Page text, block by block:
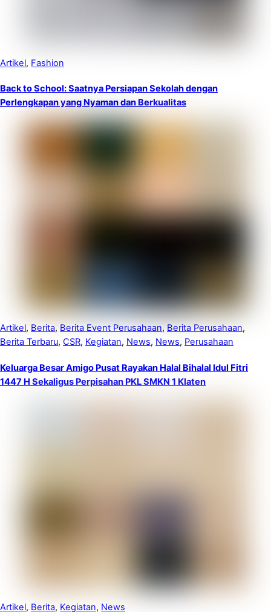
Artikel, Fashion
Back to School: Saatnya Persiapan Sekolah dengan
Perlengkapan yang Nyaman dan Berkualitas
Artikel, Berita, Berita Event Perusahaan, Berita Perusahaan,
Berita Terbaru, CSR, Kegiatan, News, News, Perusahaan
Keluarga Besar Amigo Pusat Rayakan Halal Bihalal Idul Fitri
1447 H Sekaligus Perpisahan PKL SMKN 1 Klaten
Artikel, Berita, Kegiatan, News